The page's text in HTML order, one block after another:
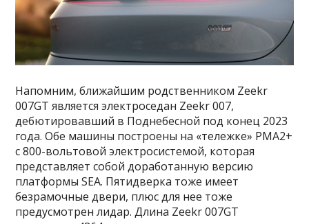
Напомним, ближайшим родственником Zeekr
007GT является электроседан Zeekr 007,
дебютировавший в Поднебесной под конец 2023
года. Обе машины построены на «тележке» PMA2+
с 800-вольтовой электросистемой, которая
представляет собой доработанную версию
платформы SEA. Пятидверка тоже имеет
безрамочные двери, плюс для нее тоже
предусмотрен лидар. Длина Zeekr 007GT